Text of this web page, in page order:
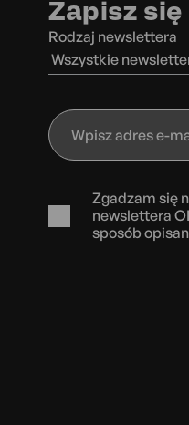
Zapisz
Rodzaj newslettera
Wszystkie
Wpisz
adres
e-
Zgadzam się
newslettera
sposób